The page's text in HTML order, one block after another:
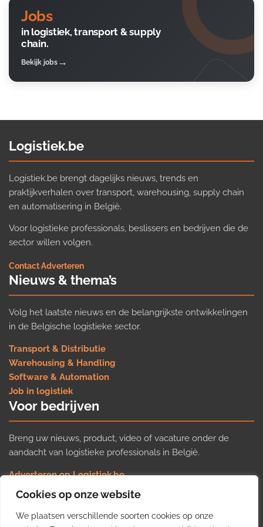
Cookies op onze website
We plaatsen verschillende soorten cookies op onze
Jobs
in logistiek, transport & supply
chain.
Bekijk jobs
Logistiek.be
Logistiek.be brengt dagelijks nieuws, trends en
praktijkverhalen over transport, warehousing, supply chain
en automatisering in België.
Voor logistieke professionals, beslissers en bedrijven die de
sector willen volgen.
Contact·Adverteren
Nieuws & thema’s
Volg het laatste nieuws en de belangrijkste ontwikkelingen
in de Belgische logistieke sector.
Transport & Distributie
Warehousing & Handling
Software & Automation
Job in logistiek
Voor bedrijven
Breng uw nieuws, product, video of vacature onder de
aandacht van logistieke professionals in België.
Adverteren op Logistiek.be
Nieuws insturen
Uw video op Logistiek.TV
Job plaatsen